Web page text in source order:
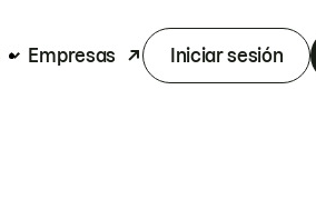
Empresas Iniciar sesión